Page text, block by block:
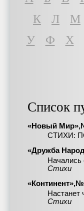
К
Л М
У
Ф Х
Список
«Новый Мир»,№
СТИХИ:
«Дружба
Начались
Стихи
«Континент»,№
Настанет
Стихи